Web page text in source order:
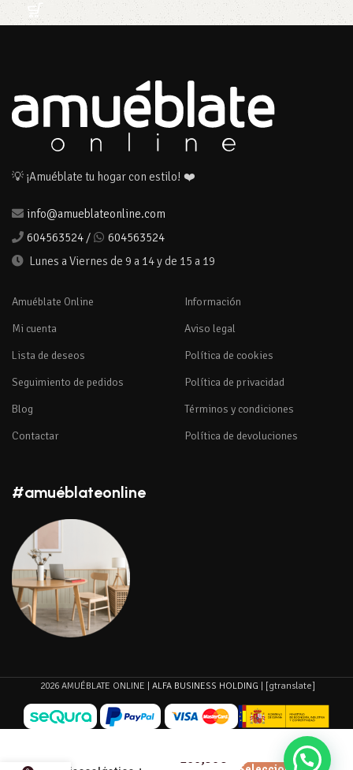
💡 ¡Amuéblate tu hogar con estilo! ❤️
info@amueblateonline.com
604563524 /
604563524
Lunes a Viernes de 9 a 14 y de 15 a 19
Amuéblate Online
Mi cuenta
Lista de deseos
Seguimiento de pedidos
Blog
Contactar
Información
Aviso legal
Política de cookies
Política de privacidad
Términos y condiciones
Política de devoluciones
#amuéblateonline
2026 AMUÉBLATE ONLINE | ALFA BUSINESS HOLDING | [gtranslate]
160,90 €